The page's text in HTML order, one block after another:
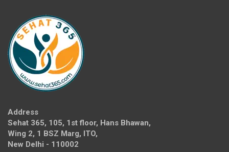
Address
Sehat 365, 105, 1st floor, Hans Bhawan,
Wing 2, 1 BSZ Marg, ITO,
New Delhi - 110002